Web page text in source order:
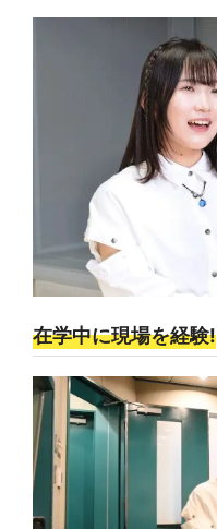
在学中に現場を経験!